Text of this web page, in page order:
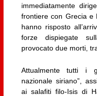
immediatamente
frontiere con Grecia e
hanno risposto
forze dispiegate
provocato due morti,
Attualmente tutti i
nazionale siriano”,
ai salafiti filo-Isis di